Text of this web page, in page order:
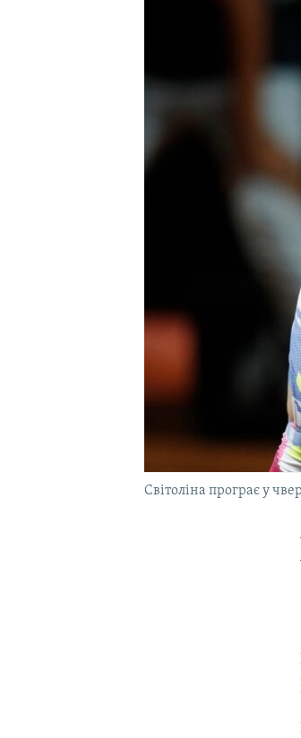
Світоліна програє у